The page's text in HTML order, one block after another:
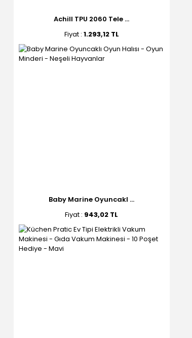
Achill TPU 2060 Tele ...
Fiyat : 1.293,12 TL
Baby Marine Oyuncakl ...
Fiyat : 943,02 TL